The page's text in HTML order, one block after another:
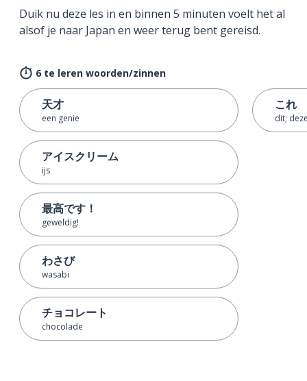
Duik nu deze les in en binnen 5 minuten voelt het al
alsof je naar Japan en weer terug bent gereisd.
6 te leren woorden/zinnen
天才
een genie
アイスクリーム
ijs
最高です！
geweldig!
わさび
wasabi
チョコレート
chocolade
これ
dit;